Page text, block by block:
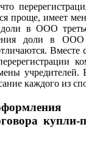
проще, имеет
доли в ООО
доли в
Вместе
учредителей.
каждого из
купли-